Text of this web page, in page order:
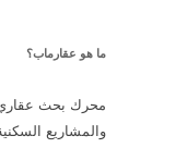
ما هو عقارماب؟
محرك بحث
والمشاريع